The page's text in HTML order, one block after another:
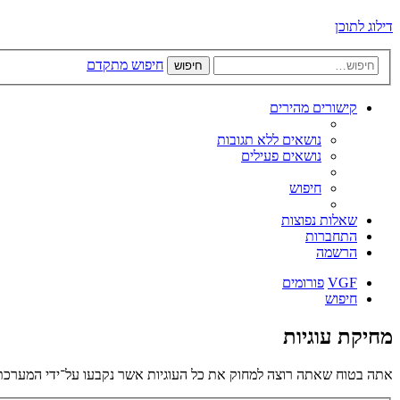
דילוג לתוכן
חיפוש חיפוש מתקדם
קישורים מהירים
נושאים ללא תגובות
נושאים פעילים
חיפוש
שאלות נפוצות
התחברות
הרשמה
VGF פורומים
חיפוש
מחיקת עוגיות
אתה בטוח שאתה רוצה למחוק את כל העוגיות אשר נקבעו על־ידי